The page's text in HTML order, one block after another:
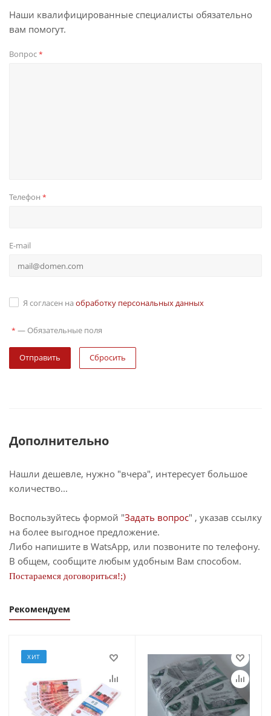
Наши квалифицированные специалисты обязательно
вам помогут.
Вопрос*
Телефон *
E-mail
Я согласен на обработку персональных данных
* — Обязательные поля
Сбросить
Дополнительно
Нашли дешевле, нужно "вчера", интересует большое
количество...
Воспользуйтесь формой "Задать вопрос" , указав ссылку
на более выгодное предложение.
Либо напишите в WatsApp, или позвоните по телефону.
В общем, сообщите любым удобным Вам способом.
Постараемся договориться!;)
Рекомендуем
ХИТ